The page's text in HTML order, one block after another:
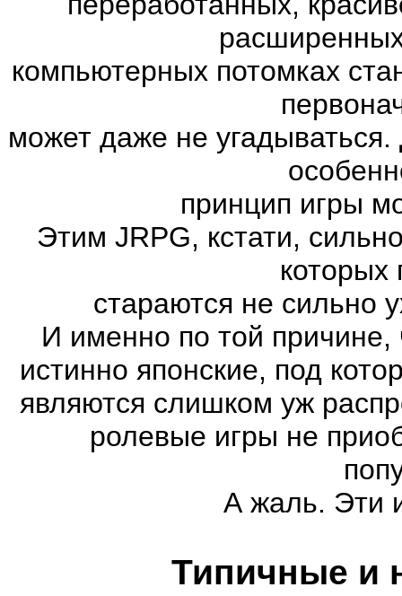
компьютерных потомках
может даже не угадываться.
принцип игры
Этим JRPG, кстати,
которых
стараются не сильно
И именно по той причине,
истинно японские, под
являются слишком уж
ролевые игры не
А жаль. Эти
Типичные и